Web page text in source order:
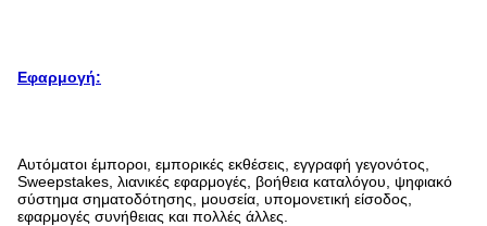
Εφαρμογή:
Αυτόματοι έμποροι, εμπορικές εκθέσεις, εγγραφή γεγονότος,
Sweepstakes, λιανικές εφαρμογές, βοήθεια καταλόγου, ψηφιακό
σύστημα σηματοδότησης, μουσεία, υπομονετική είσοδος,
εφαρμογές συνήθειας και πολλές άλλες.